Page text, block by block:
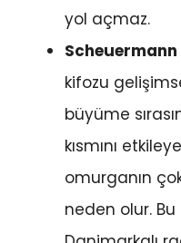
yol açmaz.
kifozu
büyüme
kısmını
omurganın
neden olur.